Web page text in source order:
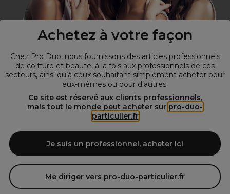
Achetez à votre façon
Chez Pro Duo, nous fournissons des articles professionnels
de coiffure et beauté, à la fois aux professionnels de ces
secteurs, ainsi qu’à ceux souhaitant simplement acheter pour
eux-mêmes ou pour d’autres.
Ce site est réservé aux clients professionnels,
mais tout le monde peut acheter sur pro-duo-
particulier.fr
Je suis un professionnel, acheter ici
Me diriger vers pro-duo-particulier.fr
Spécialiste de la coiffure et de la beauté, nous vous proposons une
large sélection de produits professionnels pour la coiffure et
Duo le fournisseur incontournable des salons de coiffure et instituts
de beauté! Notre gamme de produits s’adresse également à tous ceux
qui sont à la recherche de produits et d'accessoires de coiffure et de
matériel esthétique de qualité.